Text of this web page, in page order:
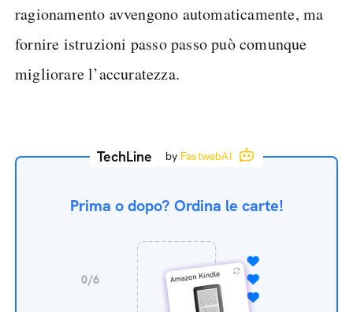
ragionamento avvengono automaticamente, ma
fornire istruzioni passo passo può comunque
migliorare l’accuratezza.
TechLine by FastwebAI
Prima o dopo? Ordina le carte!